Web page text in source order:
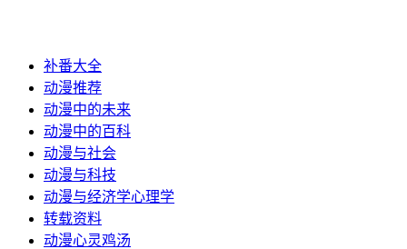
补番大全
动漫推荐
动漫中的未来
动漫中的百科
动漫与社会
动漫与科技
动漫与经济学心理学
转载资料
动漫心灵鸡汤